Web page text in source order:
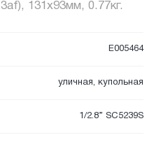
131x93мм, 0.77кг.
E005464
уличная, купольная
1/2.8” SC5239S